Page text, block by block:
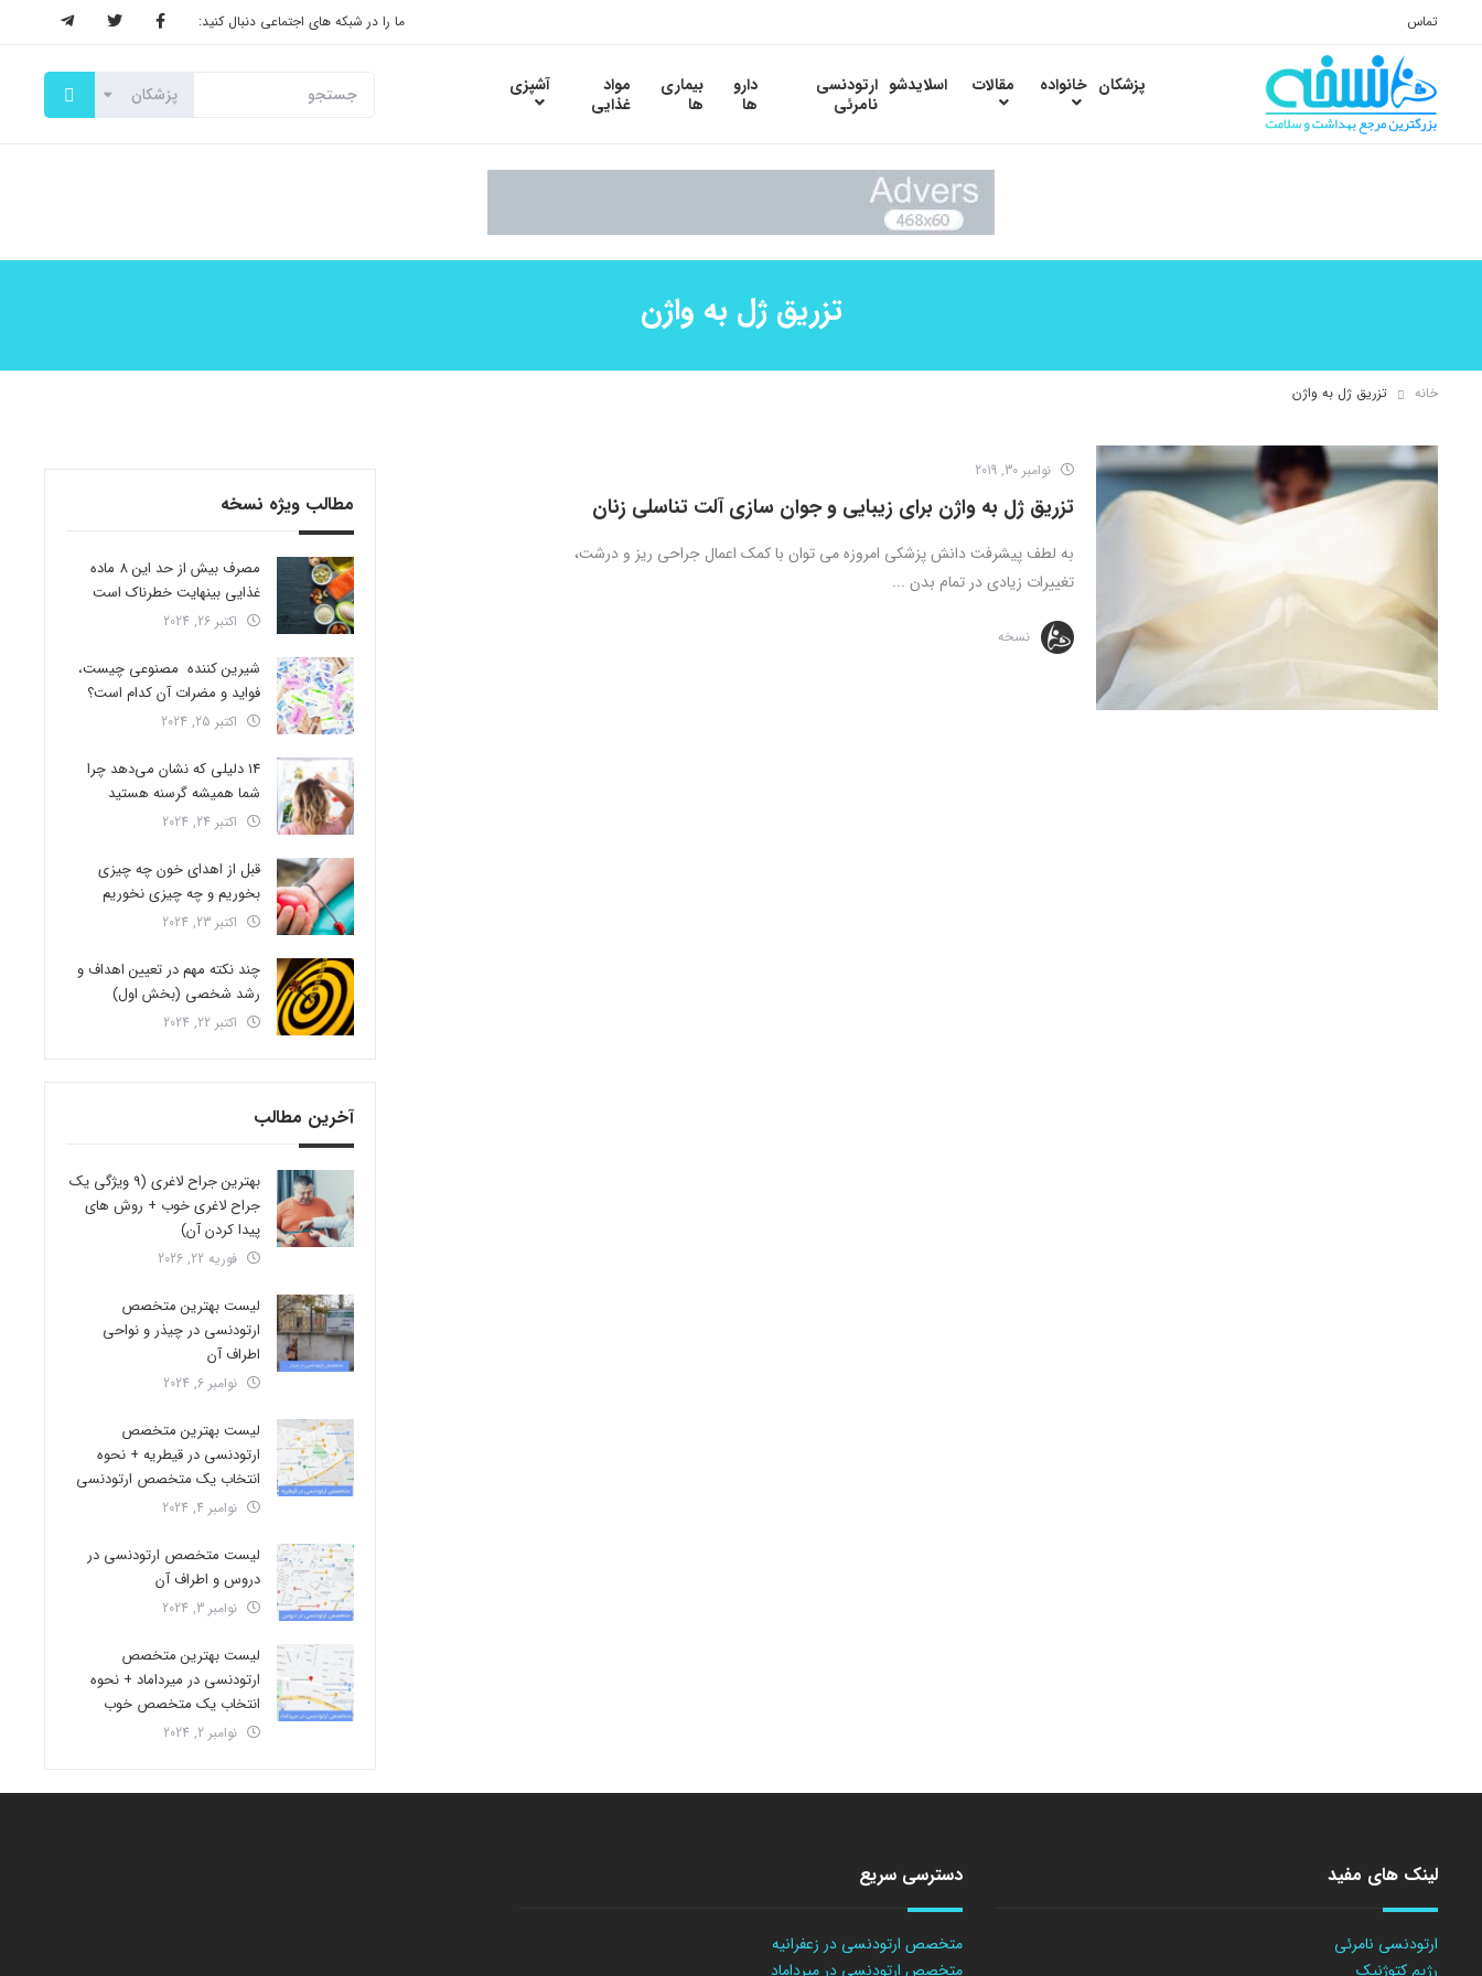
تماس ما را در شبکه های اجتماعی دنبال کنید:
پزشکان خانواده مقالات اسلایدشو ارتودنسی
نامرئی
دارو
ها
بیماری
ها
مواد
غذایی
آشپزی
تزریق ژل به واژن
خانه تزریق ژل به واژن
نوامبر 30, 2019
تزریق ژل به واژن برای زیبایی و جوان سازی آلت تناسلی زنان
به لطف پیشرفت دانش پزشکی امروزه می توان با کمک اعمال جراحی ریز و درشت،
تغییرات زیادی در تمام بدن ...
نسخه
مطالب ویژه نسخه
مصرف بیش از حد این 8 ماده
غذایی بینهایت خطرناک است
اکتبر 26, 2024
شیرین کننده مصنوعی چیست،
فواید و مضرات آن کدام است؟
اکتبر 25, 2024
14 دلیلی که نشان می‌دهد چرا
شما همیشه گرسنه هستید
اکتبر 24, 2024
قبل از اهدای خون چه چیزی
بخوریم و چه چیزی نخوریم
اکتبر 23, 2024
چند نکته مهم در تعیین اهداف و
رشد شخصی (بخش اول)
اکتبر 22, 2024
آخرین مطالب
بهترین جراح لاغری (9 ویژگی یک
جراح لاغری خوب + روش های
پیدا کردن آن)
فوریه 22, 2026
لیست بهترین متخصص
ارتودنسی در چیذر و نواحی
اطراف آن
نوامبر 6, 2024
لیست بهترین متخصص
ارتودنسی در قیطریه + نحوه
انتخاب یک متخصص ارتودنسی
نوامبر 4, 2024
لیست متخصص ارتودنسی در
دروس و اطراف آن
نوامبر 3, 2024
لیست بهترین متخصص
ارتودنسی در میرداماد + نحوه
انتخاب یک متخصص خوب
نوامبر 2, 2024
لینک های مفید
ارتودنسی نامرئی
رژیم کتوژنیک
دسترسی سریع
متخصص ارتودنسی در زعفرانیه
متخصص ارتودنسی در میرداماد